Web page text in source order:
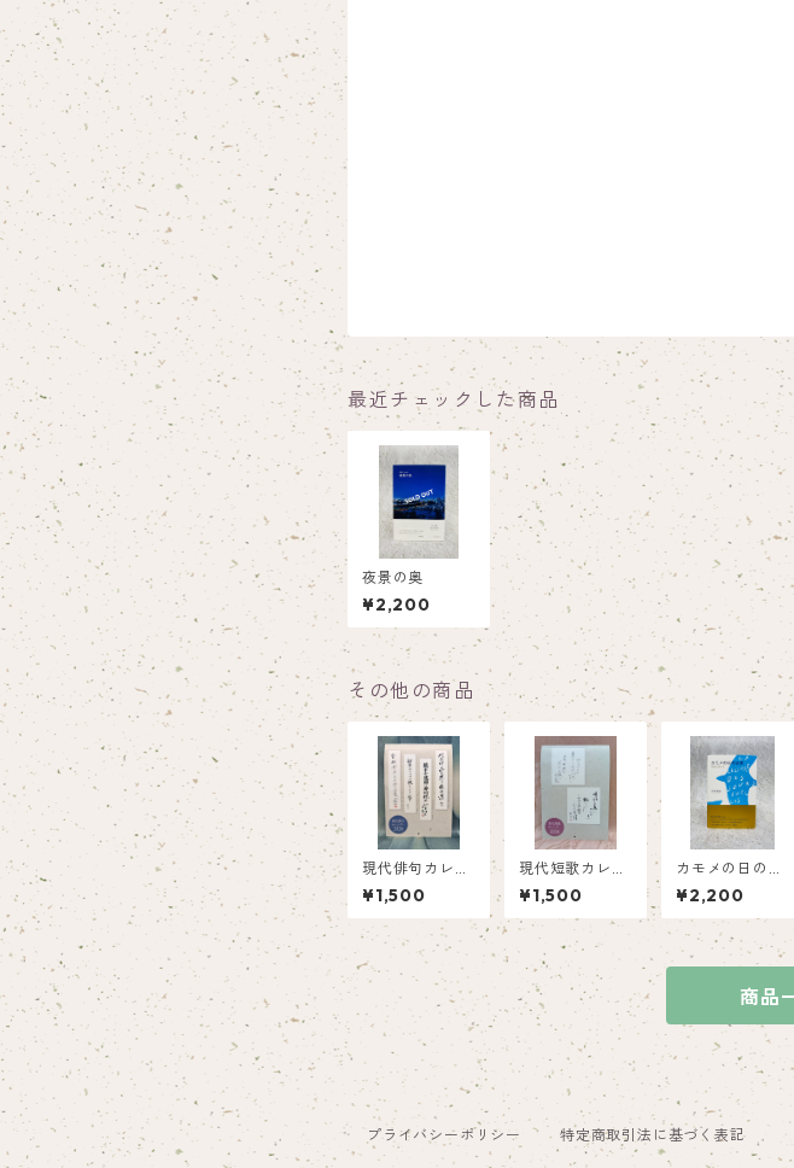
最近チェックした商品
夜景の奥
¥2,200
その他の商品
現代俳句カレン
ダー2026
¥1,500
現代短歌カレン
ダー2026
¥1,500
カモメの日の読
書
¥2,200
商品
プライバシーポリシー 特定商取引法に基づく表記